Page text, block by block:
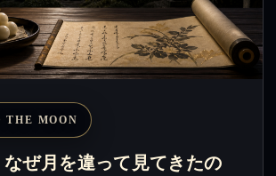
THE MOON
なぜ月を違って見てきたの